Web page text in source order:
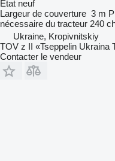
État neuf
Largeur de couverture 3 m
nécessaire du tracteur 240
Ukraine, Kropivnitskiy
TOV z II «Tseppelin Ukraina
Contacter le vendeur